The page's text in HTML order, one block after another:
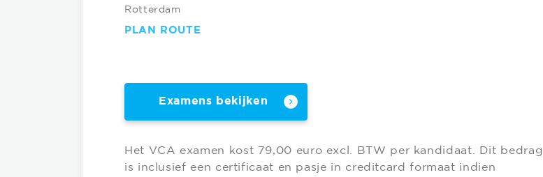
Rotterdam
PLAN ROUTE
Examens bekijken
Het VCA examen kost 79,00 euro excl. BTW per kandidaat. Dit bedrag
is inclusief een certificaat en pasje in creditcard formaat indien